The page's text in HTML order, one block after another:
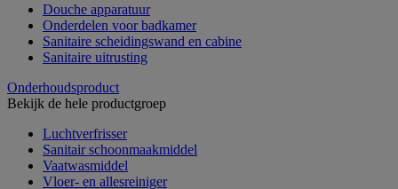
Douche apparatuur
Onderdelen voor badkamer
Sanitaire scheidingswand en cabine
Sanitaire uitrusting
Onderhoudsproduct
Bekijk de hele productgroep
Luchtverfrisser
Sanitair schoonmaakmiddel
Vaatwasmiddel
Vloer- en allesreiniger